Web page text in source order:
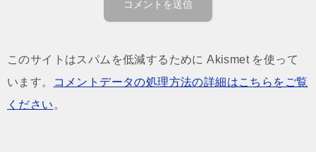
このサイトはスパムを低減するために Akismet を使って
います。
コメントデータの処理方法の詳細はこちらをご覧
ください 。